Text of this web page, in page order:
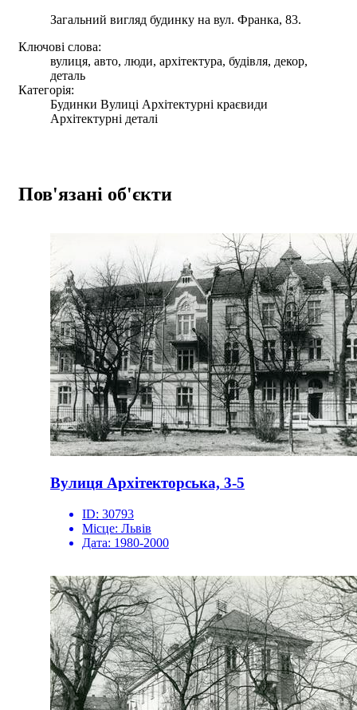
Загальний вигляд будинку на вул. Франка, 83.
Ключові слова:
вулиця, авто, люди, архітектура, будівля, декор,
деталь
Категорія:
Будинки Вулиці Архітектурні краєвиди
Архітектурні деталі
Пов'язані об'єкти
Вулиця Архітекторська, 3-5
ID: 30793
Місце: Львів
Дата: 1980-2000